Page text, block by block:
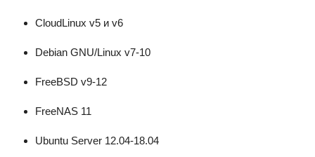
CloudLinux v5 и v6
Debian GNU/Linux v7-10
FreeBSD v9-12
FreeNAS 11
Ubuntu Server 12.04-18.04